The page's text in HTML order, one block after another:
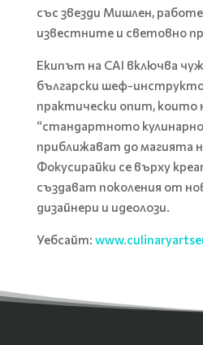
със звезди Мишлен,
известните и световно
Екипът на CAI включва
български шеф-
практически опит, които
“стандартното кулинарно
приближават до магията
Фокусирайки се върху
създават поколения от
дизайнери и идеолози.
Уебсайт: